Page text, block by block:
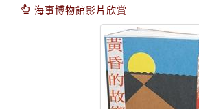
海事博物館影片欣賞